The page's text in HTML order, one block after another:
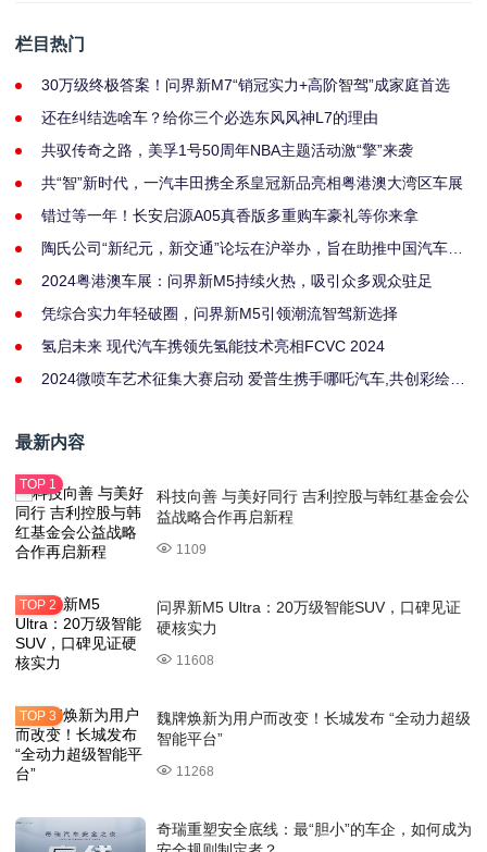
栏目热门
30万级终极答案！问界新M7“销冠实力+高阶智驾”成家庭首选
还在纠结选啥车？给你三个必选东风风神L7的理由
共驭传奇之路，美孚1号50周年NBA主题活动激“擎”来袭
共“智”新时代，一汽丰田携全系皇冠新品亮相粤港澳大湾区车展
错过等一年！长安启源A05真香版多重购车豪礼等你来拿
陶氏公司“新纪元，新交通”论坛在沪举办，旨在助推中国汽车产
2024粤港澳车展：问界新M5持续火热，吸引众多观众驻足
凭综合实力年轻破圈，问界新M5引领潮流智驾新选择
氢启未来 现代汽车携领先氢能技术亮相FCVC 2024
2024微喷车艺术征集大赛启动 爱普生携手哪吒汽车,共创彩绘车
最新内容
科技向善 与美好同行 吉利控股与韩红基金会公
益战略合作再启新程
1109
问界新M5 Ultra：20万级智能SUV，口碑见证
硬核实力
11608
魏牌焕新为用户而改变！长城发布 “全动力超级
智能平台”
11268
奇瑞重塑安全底线：最“胆小”的车企，如何成为